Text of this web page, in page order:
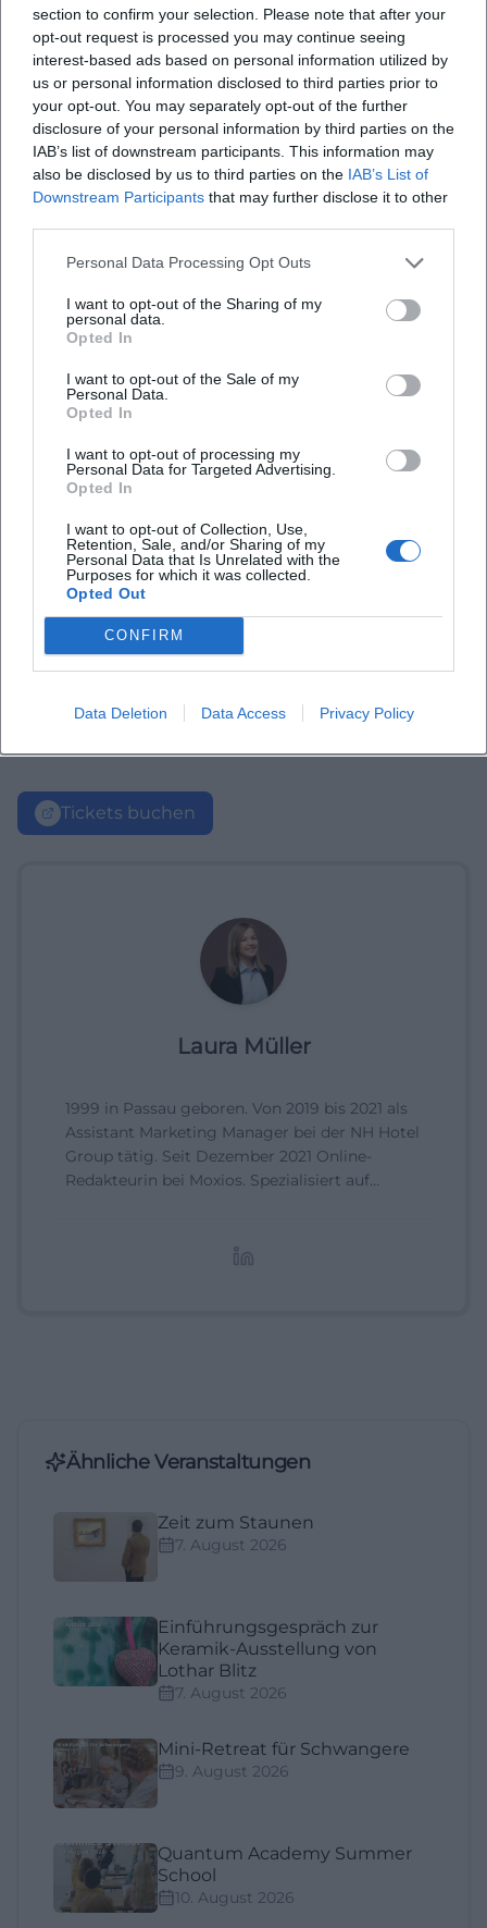
section to confirm your selection. Please note that after your
opt-out request is processed you may continue seeing
interest-based ads based on personal information utilized by
us or personal information disclosed to third parties prior to
your opt-out. You may separately opt-out of the further
disclosure of your personal information by third parties on the
IAB’s list of downstream participants. This information may
also be disclosed by us to third parties on the IAB’s List of
Downstream Participants that may further disclose it to other
Personal Data Processing Opt Outs
I want to opt-out of the Sharing of my
personal data.
Opted In
I want to opt-out of the Sale of my
Personal Data.
Opted In
I want to opt-out of processing my
Personal Data for Targeted Advertising.
Opted In
I want to opt-out of Collection, Use,
Retention, Sale, and/or Sharing of my
Personal Data that Is Unrelated with the
Purposes for which it was collected.
Opted Out
CONFIRM
Data Deletion Data Access Privacy Policy
Was erwartet mich bei der Tauschparty?
Wie viel kostet der Eintritt?
Ist die Veranstaltung barrierefrei?
Tickets buchen
Laura Müller
1999 in Passau geboren. Von 2019 bis 2021 als
Assistant Marketing Manager bei der NH Hotel
Group tätig. Seit Dezember 2021 Online-
Redakteurin bei Moxios. Spezialisiert auf
Ähnliche Veranstaltungen
Zeit zum Staunen
7. August 2026
Einführungsgespräch zur
Keramik-Ausstellung von
Lothar Blitz
7. August 2026
Mini-Retreat für Schwangere
9. August 2026
Quantum Academy Summer
School
10. August 2026